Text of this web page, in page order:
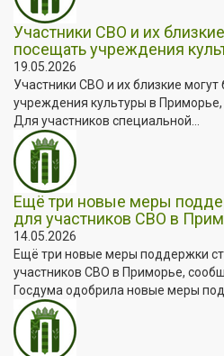
Участники СВО и их
посещать учреждения
19.05.2026
Участники СВО и их близкие
учреждения культуры в
Для участников специальной...
Ещё три новые меры
для участников СВО в
14.05.2026
Ещё три новые меры поддержки
участников СВО в Приморье,
Госдума одобрила новые меры